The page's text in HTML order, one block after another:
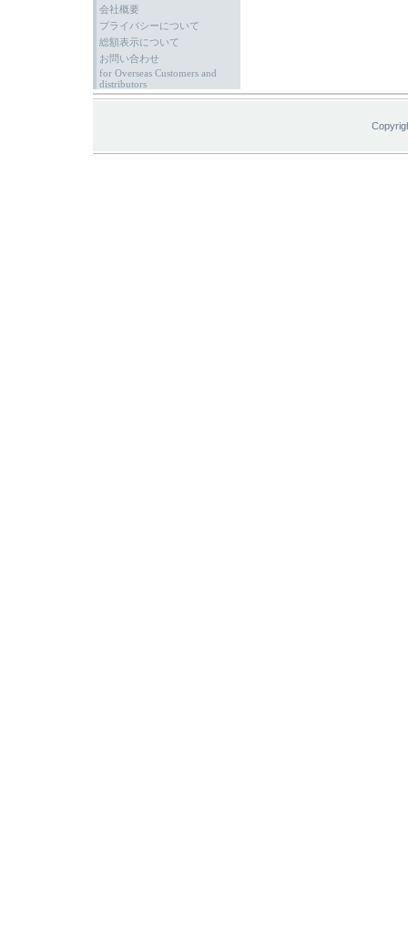
会社概要
プライバシーについて
総額表示について
お問い合わせ
for Overseas Customers and
distributors